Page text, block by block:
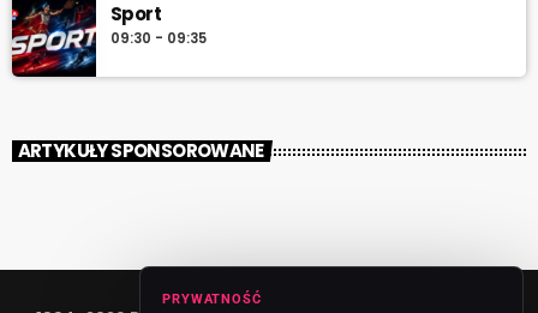
Sport
09:30 - 09:35
ARTYKUŁY SPONSOROWANE
PRYWATNOŚĆ